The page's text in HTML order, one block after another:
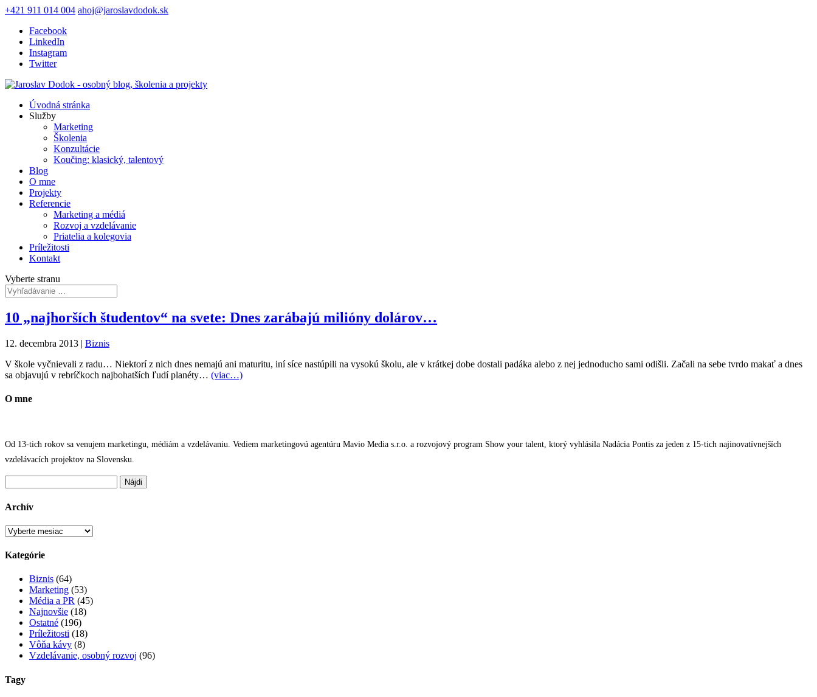
+421 911 014 004 ahoj@jaroslavdodok.sk
Facebook
LinkedIn
Instagram
Twitter
Úvodná stránka
Služby
Marketing
Školenia
Konzultácie
Koučing: klasický, talentový
Blog
O mne
Projekty
Referencie
Marketing a médiá
Rozvoj a vzdelávanie
Priatelia a kolegovia
Príležitosti
Kontakt
Vyberte stranu
10 „najhorších študentov“ na svete: Dnes zarábajú milióny dolárov…
12. decembra 2013 | Biznis
V škole vyčnievali z radu… Niektorí z nich dnes nemajú ani maturitu, iní síce nastúpili na vysokú školu, ale v krátkej dobe dostali padáka alebo z nej jednoducho sami odišli. Začali na sebe tvrdo makať a dnes
sa objavujú v rebríčkoch najbohatších ľudí planéty… (viac…)
O mne
Od 13-tich rokov sa venujem marketingu, médiám a vzdelávaniu. Vediem marketingovú agentúru Mavio Media s.r.o. a rozvojový program Show your talent, ktorý vyhlásila Nadácia Pontis za jeden z 15-tich najinovatívnejších
vzdelávacích projektov na Slovensku.
Archív
Archív
Kategórie
Biznis (64)
Marketing (53)
Média a PR (45)
Najnovšie (18)
Ostatné (196)
Príležitosti (18)
Vôňa kávy (8)
Vzdelávanie, osobný rozvoj (96)
Tagy